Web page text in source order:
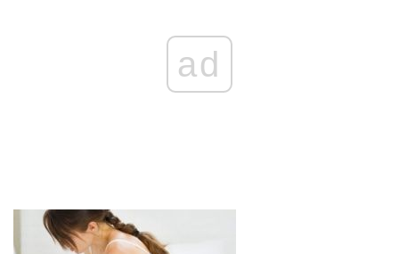
ad